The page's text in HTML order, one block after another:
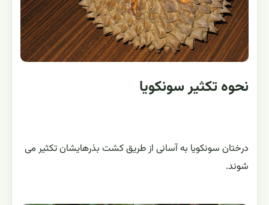
نحوه تکثیر سونکویا
درختان سونکویا به آسانی از طریق کشت بذرهایشان تکثیر می
شوند.